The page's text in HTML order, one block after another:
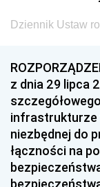
Dziennik Ustaw
z dnia 29 lipca
infrastrukturze
niezbędnej do
łączności na